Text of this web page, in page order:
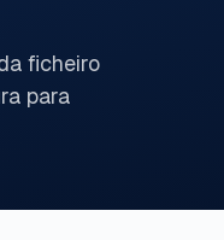
ficheiro
para